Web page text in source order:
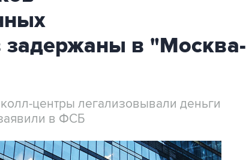
задержаны в "Москва-
центры легализовывали деньги
в ФСБ